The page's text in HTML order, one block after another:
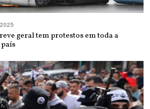
geral tem protestos em toda a